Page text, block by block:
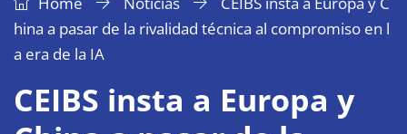
hina a pasar de la rivalidad técnica al compromiso en l
a era de la IA
CEIBS insta a Europa y